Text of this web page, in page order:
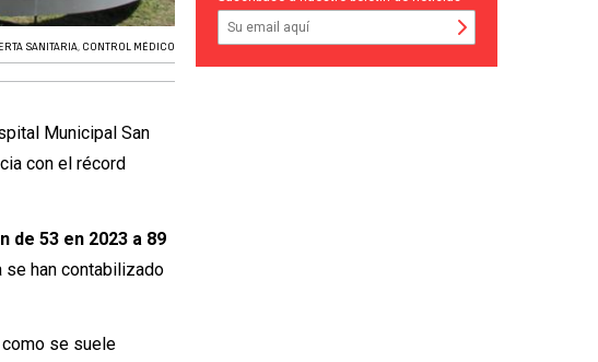
SANITARIA, CONTROL MÉDICO
Municipal San
con el récord
de 53 en 2023 a 89
se han contabilizado
como se suele